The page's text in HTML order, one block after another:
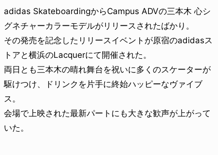
adidas SkateboardingからCampus ADVの三本木 心シ
グネチャーカラーモデルがリリースされたばかり。
その発売を記念したリリースイベントが原宿のadidasス
トアと横浜のLacquerにて開催された。
両日とも三本木の晴れ舞台を祝いに多くのスケーターが
駆けつけ、ドリンクを片手に終始ハッピーなヴァイブ
ス。
会場で上映された最新パートにも大きな歓声が上がって
いた。